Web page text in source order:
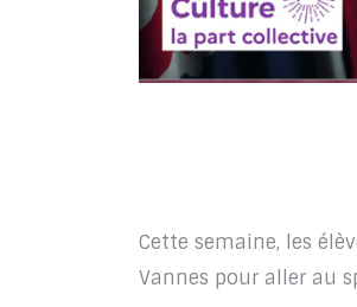
Cette semaine, les
Vannes pour aller au